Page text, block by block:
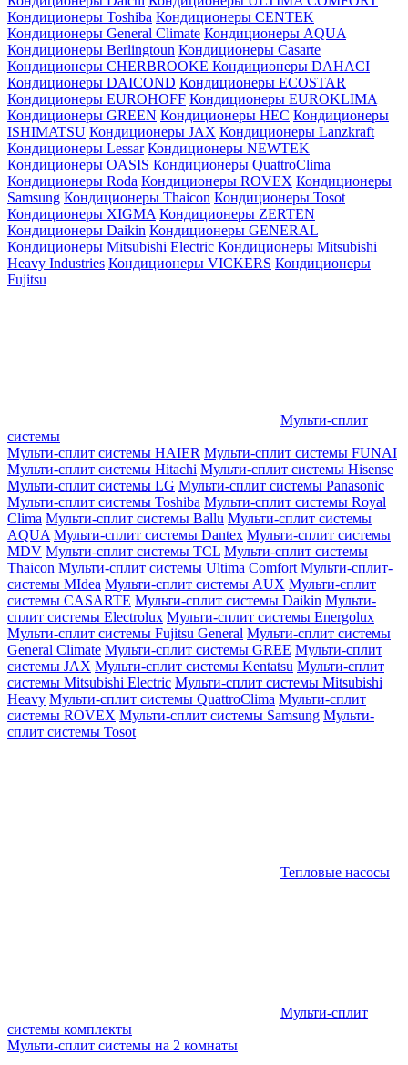
Кондиционеры Toshiba Кондиционеры CENTEK
Кондиционеры General Climate Кондиционеры AQUA
Кондиционеры Berlingtoun Кондиционеры Casarte
Кондиционеры CHERBROOKE Кондиционеры DAHACI
Кондиционеры DAICOND Кондиционеры ECOSTAR
Кондиционеры EUROHOFF Кондиционеры EUROKLIMA
Кондиционеры GREEN Кондиционеры HEC Кондиционеры
ISHIMATSU Кондиционеры JAX Кондиционеры Lanzkraft
Кондиционеры Lessar Кондиционеры NEWTEK
Кондиционеры OASIS Кондиционеры QuattroClima
Кондиционеры Roda Кондиционеры ROVEX Кондиционеры
Samsung Кондиционеры Thaicon Кондиционеры Tosot
Кондиционеры XIGMA Кондиционеры ZERTEN
Кондиционеры Daikin Кондиционеры GENERAL
Кондиционеры Mitsubishi Electric Кондиционеры Mitsubishi
Heavy Industries Кондиционеры VICKERS Кондиционеры
Fujitsu
Мульти-сплит
системы
Мульти-сплит системы HAIER Мульти-сплит системы FUNAI
Мульти-сплит системы Hitachi Мульти-сплит системы Hisense
Мульти-сплит системы LG Мульти-сплит системы Panasonic
Мульти-сплит системы Toshiba Мульти-сплит системы Royal
Clima Мульти-сплит системы Ballu Мульти-сплит системы
AQUA Мульти-сплит системы Dantex Мульти-сплит системы
MDV Мульти-сплит системы TCL Мульти-сплит системы
Thaicon Мульти-сплит системы Ultima Comfort Мульти-сплит-
системы MIdea Мульти-сплит системы AUX Мульти-сплит
системы CASARTE Мульти-сплит системы Daikin Мульти-
сплит системы Electrolux Мульти-сплит системы Energolux
Мульти-сплит системы Fujitsu General Мульти-сплит системы
General Climate Мульти-сплит системы GREE Мульти-сплит
системы JAX Мульти-сплит системы Kentatsu Мульти-сплит
системы Mitsubishi Electric Мульти-сплит системы Mitsubishi
Heavy Мульти-сплит системы QuattroClima Мульти-сплит
системы ROVEX Мульти-сплит системы Samsung Мульти-
сплит системы Tosot
Тепловые насосы
Мульти-сплит
системы комплекты
Мульти-сплит системы на 2 комнаты